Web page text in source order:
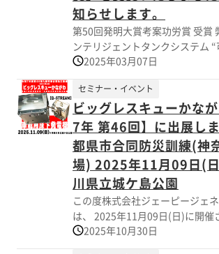
幅広いニーズに応え、多用途で
電圧選択の幅広さが、現場での電
性を高める大きな利点となります。 ●4点
スターを標準装備しているため
を誇ります。 工場内や建設現場
設備が多く移動が必要なシーン
移動・積載が可能です。
知らせします。
第50回発明大賞考案功労賞 受賞 弊社の製品 イ
ンテリジェントタンクシステム
発電機自動燃料供給システム”が
賞考案功労賞を受賞いたしまし
せします。 ■発明大賞について （主催：公益
財団法人 日本発明振興協会／日
社） 発明大賞は、独創的な技術
し、 産業の発展に寄与した中堅
よび個人を表彰する制度です。 ■インテリジ
ェントタンクシステムとは？ インテリジェン
トタンクシステムは、 （以下：
電機のタンク内の燃料の残量を
タンクの運転切替を自動で行う
・別の燃料タンクで稼動している
なった燃料タンクの給油が可能
2025年03月07日
ビッグレスキューかな
7年 第46回】に出展し
都県市合同防災訓練(神
場) 2025年11月09日(
川県立城ケ島公園
セミナー・イベント
この度株式会社ジェーピージェ
は、 2025年11月09日(日)に開催
7年度第46回九都県市合同防災訓
場 【ビッグレスキューかながわ
2025年10月30日